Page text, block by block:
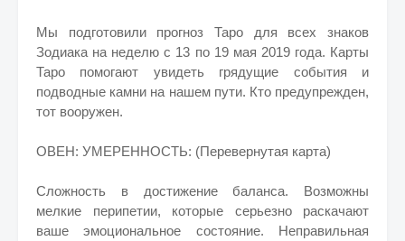
Мы подготовили прогноз Таро для всех знаков
Зодиака на неделю с 13 по 19 мая 2019 года. Карты
Таро помогают увидеть грядущие события и
подводные камни на нашем пути. Кто предупрежден,
тот вооружен.
ОВЕН: УМЕРЕННОСТЬ: (Перевернутая карта)
Сложность в достижение баланса. Возможны
мелкие перипетии, которые серьезно раскачают
ваше эмоциональное состояние. Неправильная